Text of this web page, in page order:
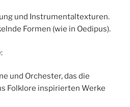
und Instrumentaltexturen.
Formen (wie in Oedipus).
und Orchester, das die
Folklore inspirierten Werke